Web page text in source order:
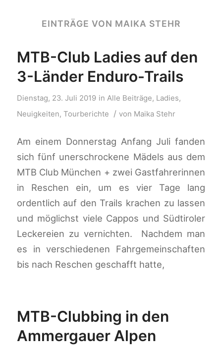
EINTRÄGE VON MAIKA STEHR
MTB-Club Ladies auf den
3-Länder Enduro-Trails
Dienstag, 23. Juli 2019 in Alle Beiträge, Ladies,
Neuigkeiten, Tourberichte / von Maika Stehr
Am einem Donnerstag Anfang Juli fanden
sich fünf unerschrockene Mädels aus dem
MTB Club München + zwei Gastfahrerinnen
in Reschen ein, um es vier Tage lang
ordentlich auf den Trails krachen zu lassen
und möglichst viele Cappos und Südtiroler
Leckereien zu vernichten. Nachdem man
es in verschiedenen Fahrgemeinschaften
bis nach Reschen geschafft hatte,
MTB-Clubbing in den
Ammergauer Alpen